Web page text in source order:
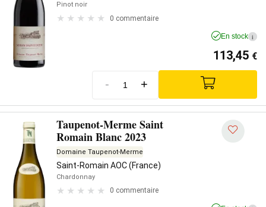
Pinot noir
0 commentaire
En stock i
113,45 €
- +
Taupenot-Merme Saint
Romain Blanc 2023
Domaine Taupenot-Merme
Saint-Romain AOC (France)
Chardonnay
0 commentaire